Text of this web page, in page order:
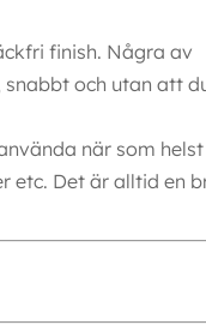
finish. Några av
och utan att
när som helst
etc. Det är alltid en